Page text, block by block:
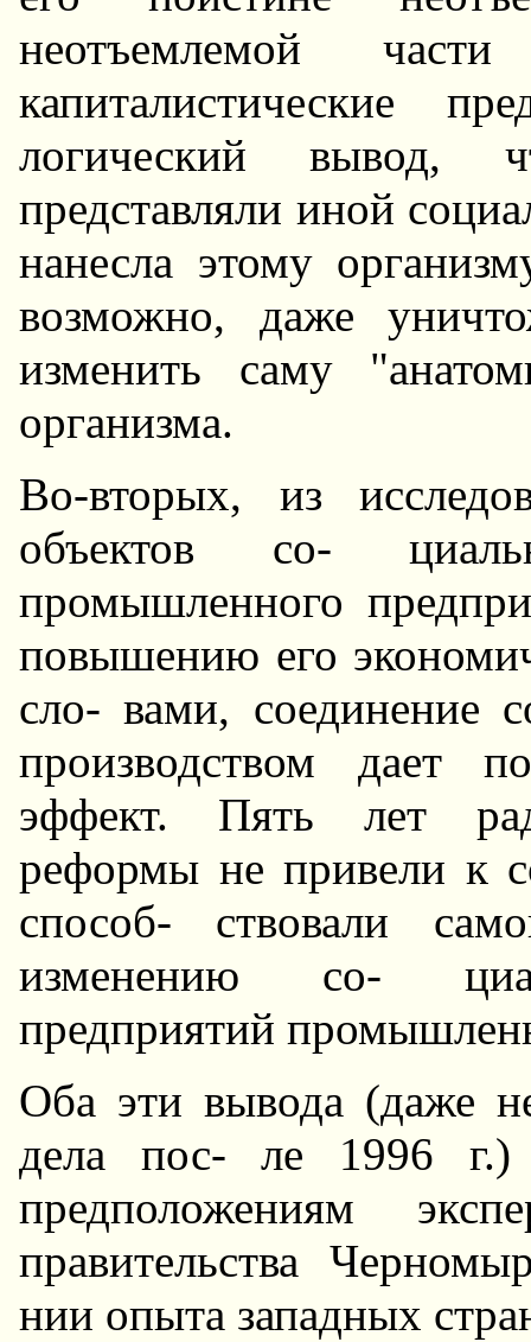
неотъемлемой
капиталистические
логический вывод,
представляли иной
нанесла этому
возможно, даже
изменить саму
организма.
Во-вторых, из
объектов со-
промышленного
повышению его
сло- вами, соединение
производством дает
эффект. Пять лет
реформы не привели к
способ- ствовали
изменению со-
предприятий
Оба эти вывода (даже
дела пос- ле 1996 г.)
предположениям
правительства
нии опыта западных